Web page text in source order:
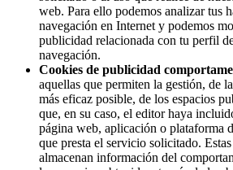
web. Para ello podemos analizar tus
navegación en Internet y podemos
publicidad relacionada con tu perfil
navegación.
Cookies de publicidad
aquellas que permiten la gestión, de
más eficaz posible, de los espacios
que, en su caso, el editor haya
página web, aplicación o plataforma
que presta el servicio solicitado.
almacenan información del